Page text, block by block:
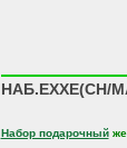
Набор подарочный